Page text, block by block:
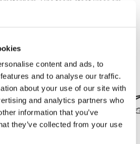
content and ads, to
and to analyse our traffic.
about your use of our site with
and analytics partners who
information that you’ve
they’ve collected from your use
motorbroek te vinden waarmee je
op gaat.
we trots op zijn
1 dak in Amsterdam!